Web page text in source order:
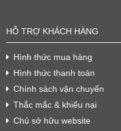
HỖ TRỢ KHÁCH HÀNG
Hình thức mua hàng
Hình thức thanh toán
Chính sách vận chuyển
Thắc mắc & khiếu nại
Chủ sở hữu website